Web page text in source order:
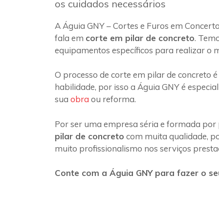
os cuidados necessários
A Águia GNY – Cortes e Furos em
fala em corte em pilar de concreto.
equipamentos específicos para realizar o
O processo de corte em pilar de concreto
habilidade, por isso a Águia GNY é
sua obra ou reforma.
Por ser uma empresa séria e formada
pilar de concreto com muita qualidade,
muito profissionalismo nos serviços
Conte com a Águia GNY para fazer o